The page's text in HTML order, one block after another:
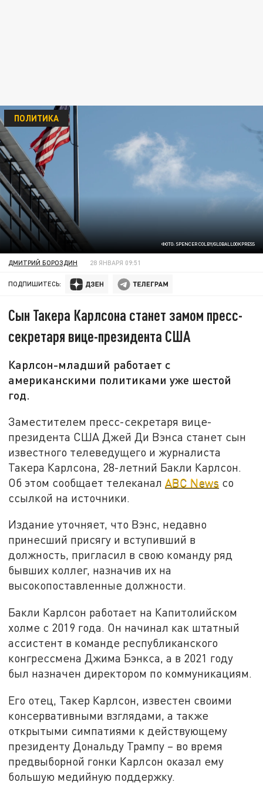
ФОТО: SPENCER COLBY/GLOBALLOOKPRESS
ПОЛИТИКА
ДМИТРИЙ БОРОЗДИН 28 ЯНВАРЯ 09:51
ПОДПИШИТЕСЬ:
Сын Такера Карлсона станет замом пресс-
секретаря вице-президента США
Карлсон-младший работает с
американскими политиками уже шестой
год.
Заместителем пресс-секретаря вице-
президента США Джей Ди Вэнса станет сын
известного телеведущего и журналиста
Такера Карлсона, 28-летний Бакли Карлсон.
Об этом сообщает телеканалABC News со
ссылкой на источники.
Издание уточняет, что Вэнс, недавно
принесший присягу и вступивший в
должность, пригласил в свою команду ряд
бывших коллег, назначив их на
высокопоставленные должности.
Бакли Карлсон работает на Капитолийском
холме с 2019 года. Он начинал как штатный
ассистент в команде республиканского
конгрессмена Джима Бэнкса, а в 2021 году
был назначен директором по коммуникациям.
Его отец, Такер Карлсон, известен своими
консервативными взглядами, а также
открытыми симпатиями к действующему
президенту Дональду Трампу – во время
предвыборной гонки Карлсон оказал ему
большую медийную поддержку.